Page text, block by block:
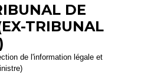
DE
TRIBUNAL
de l'information légale et